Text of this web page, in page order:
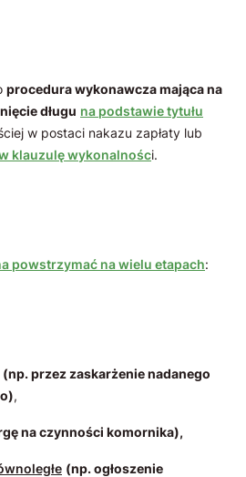
procedura wykonawcza mająca na
długu na podstawie tytułu
w postaci nakazu zapłaty lub
klauzulę wykonalności.
powstrzymać na wielu etapach:
(np. przez zaskarżenie nadanego
,
na czynności komornika),
(np. ogłoszenie